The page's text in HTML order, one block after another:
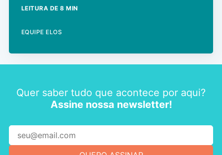
LEITURA DE 8 MIN
EQUIPE ELOS
Quer saber tudo que acontece por aqui?
Assine nossa newsletter!